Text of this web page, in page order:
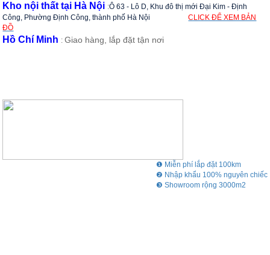
Kho nội thất tại Hà Nội :Ô 63 - Lô D, Khu đô thị mới Đại Kim - Định
Công, Phường Định Công, thành phố Hà Nội
CLICK ĐỂ XEM BẢN
ĐỒ
Hồ Chí Minh :Giao hàng, lắp đặt tận nơi
❶ Miễn phí lắp đặt 100km
❷ Nhập khẩu 100% nguyên chiếc
❸ Showroom rộng 3000m2